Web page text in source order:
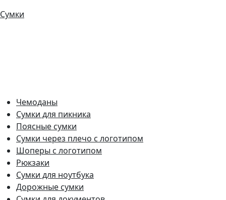
Сумки
Чемоданы
Сумки для пикника
Поясные сумки
Сумки через плечо с логотипом
Шоперы с логотипом
Рюкзаки
Сумки для ноутбука
Дорожные сумки